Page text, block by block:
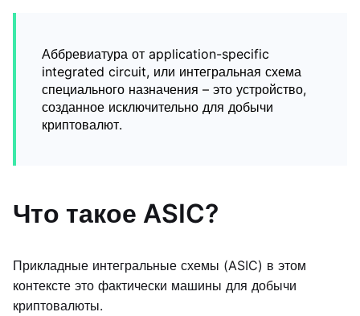
Аббревиатура от application-specific
integrated circuit, или интегральная схема
специального назначения – это устройство,
созданное исключительно для добычи
криптовалют.
Что такое ASIC?
Прикладные интегральные схемы (ASIC) в этом
контексте это фактически машины для добычи
криптовалюты.